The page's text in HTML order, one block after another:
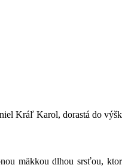
Kráľ Karol, dorastá do
mäkkou dlhou srsťou,